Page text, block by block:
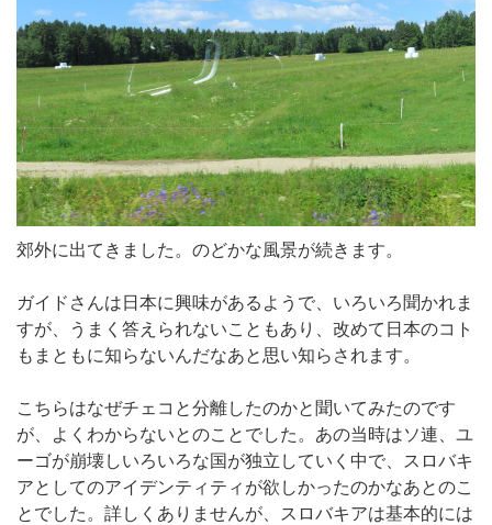
郊外に出てきました。のどかな風景が続きます。
ガイドさんは日本に興味があるようで、いろいろ聞かれま
すが、うまく答えられないこともあり、改めて日本のコト
もまともに知らないんだなあと思い知らされます。
こちらはなぜチェコと分離したのかと聞いてみたのです
が、よくわからないとのことでした。あの当時はソ連、ユ
ーゴが崩壊しいろいろな国が独立していく中で、スロバキ
アとしてのアイデンティティが欲しかったのかなあとのこ
とでした。詳しくありませんが、スロバキアは基本的には